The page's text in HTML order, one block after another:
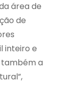
área de
de
inteiro e
também a